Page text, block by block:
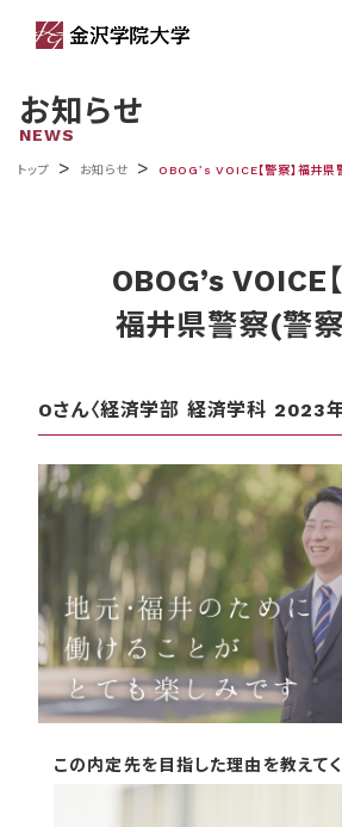
お知らせ
NEWS
トップ > お知らせ > OBOG’s VOICE【警察】福井
OBOG’s VOICE【
福井県警察(警
Oさん〈経済学部 経済学科 2023
この内定先を目指した理由を教えてく